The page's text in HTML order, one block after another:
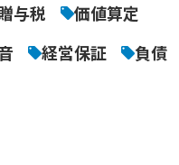
与税
価値算定
経営保証
負債